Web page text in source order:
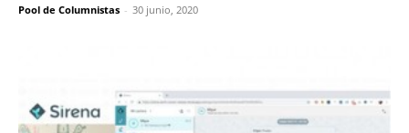
Pool de Columnistas - 30 junio, 2020